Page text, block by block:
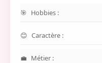
Hobbies :
Caractère :
Métier :